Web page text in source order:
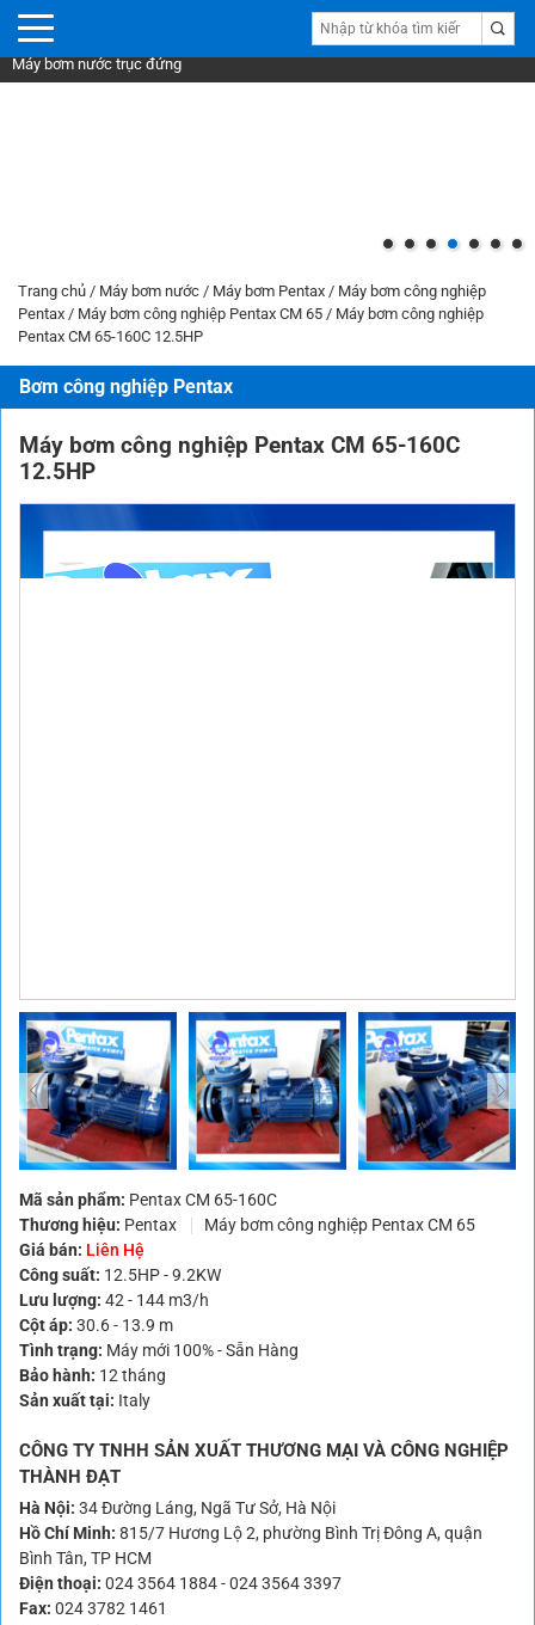
Máy bơm nước trục đứng
Trang chủ / Máy bơm nước / Máy bơm Pentax / Máy bơm công nghiệp
Pentax / Máy bơm công nghiệp Pentax CM 65 / Máy bơm công nghiệp
Pentax CM 65-160C 12.5HP
Bơm công nghiệp Pentax
Máy bơm công nghiệp Pentax CM 65-160C
12.5HP
Mã sản phẩm: Pentax CM 65-160C
Thương hiệu: Pentax
Máy bơm công nghiệp Pentax CM 65
Giá bán: Liên Hệ
Công suất: 12.5HP - 9.2KW
Lưu lượng: 42 - 144 m3/h
Cột áp: 30.6 - 13.9 m
Tình trạng: Máy mới 100% - Sẵn Hàng
Bảo hành: 12 tháng
Sản xuất tại: Italy
CÔNG TY TNHH SẢN XUẤT THƯƠNG MẠI VÀ CÔNG NGHIỆP
THÀNH ĐẠT
Hà Nội: 34 Đường Láng, Ngã Tư Sở, Hà Nội
Hồ Chí Minh: 815/7 Hương Lộ 2, phường Bình Trị Đông A, quận
Bình Tân, TP HCM
Điện thoại: 024 3564 1884-024 3564 3397
Fax: 024 3782 1461